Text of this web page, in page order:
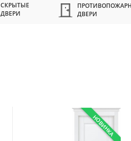
СКРЫТЫЕ
ДВЕРИ
ДВЕРИ
НОВИНКА